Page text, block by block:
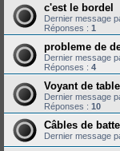
c'est le bordel
Dernier message
Réponses : 1
probleme de
Dernier message
Réponses : 4
Voyant de
Dernier message
Réponses : 10
Câbles de
Dernier message